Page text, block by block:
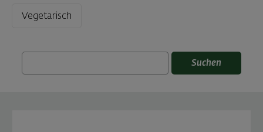
Vegetarisch
Suchen